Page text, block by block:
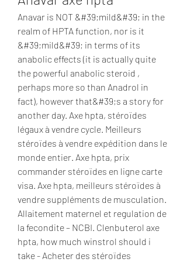
Anavar is NOT &#39;mild&#39; in the
realm of HPTA function, nor is it
&#39;mild&#39; in terms of its
anabolic effects (it is actually quite
the powerful anabolic steroid ,
perhaps more so than Anadrol in
fact), however that&#39;s a story for
another day. Axe hpta, stéroïdes
légaux à vendre cycle. Meilleurs
stéroïdes à vendre expédition dans le
monde entier. Axe hpta, prix
commander stéroïdes en ligne carte
visa. Axe hpta, meilleurs stéroïdes à
vendre suppléments de musculation.
Allaitement maternel et regulation de
la fecondite – NCBI. Clenbuterol axe
hpta, how much winstrol should i
take - Acheter des stéroïdes